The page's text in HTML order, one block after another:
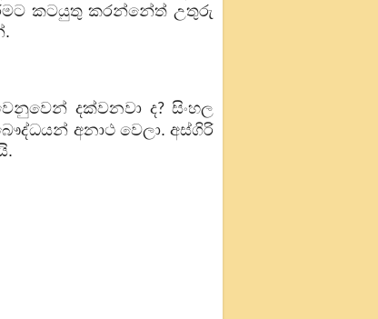
කටයුතු කරන්නේත් උතුරු
දක්වනවා ද? සිංහල
අනාථ වෙලා. අස්ගිරි